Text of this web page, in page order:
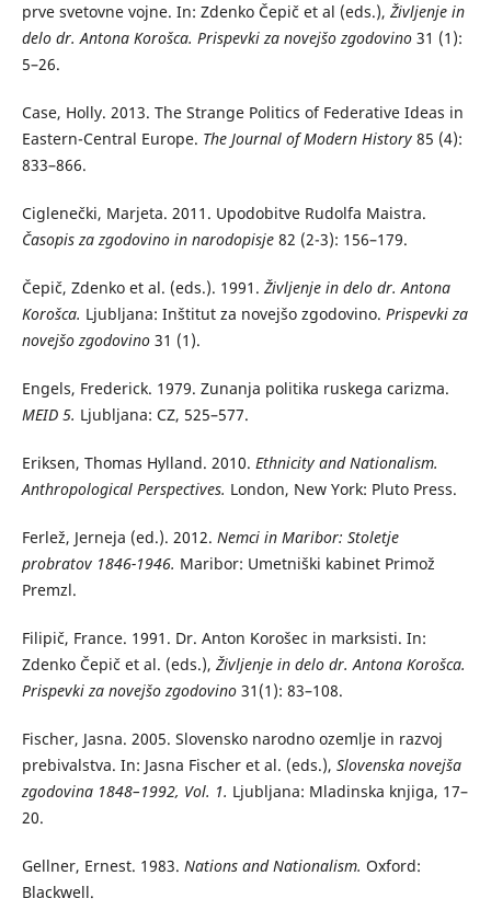
prve svetovne vojne. In: Zdenko Čepič et al (eds.), Življenje in
delo dr. Antona Korošca. Prispevki za novejšo zgodovino31 (1):
5–26.
Case, Holly. 2013. The Strange Politics of Federative Ideas in
Eastern-Central Europe. The Journal of Modern History85 (4):
833–866.
Ciglenečki, Marjeta. 2011. Upodobitve Rudolfa Maistra.
Časopis za zgodovino in narodopisje82 (2-3): 156–179.
Čepič, Zdenko et al. (eds.). 1991. Življenje in delo dr. Antona
Korošca. Ljubljana: Inštitut za novejšo zgodovino. Prispevki za
novejšo zgodovino31 (1).
Engels, Frederick. 1979. Zunanja politika ruskega carizma.
MEID 5. Ljubljana: CZ, 525–577.
Eriksen, Thomas Hylland. 2010. Ethnicity and Nationalism.
Anthropological Perspectives. London, New York: Pluto Press.
Ferlež, Jerneja (ed.). 2012. Nemci in Maribor: Stoletje
probratov 1846-1946. Maribor: Umetniški kabinet Primož
Premzl.
Filipič, France. 1991. Dr. Anton Korošec in marksisti. In:
Zdenko Čepič et al. (eds.), Življenje in delo dr. Antona Korošca.
Prispevki za novejšo zgodovino31(1): 83–108.
Fischer, Jasna. 2005. Slovensko narodno ozemlje in razvoj
prebivalstva. In: Jasna Fischer et al. (eds.), Slovenska novejša
zgodovina 1848–1992, Vol. 1. Ljubljana: Mladinska knjiga, 17–
20.
Gellner, Ernest. 1983. Nations and Nationalism. Oxford:
Blackwell.